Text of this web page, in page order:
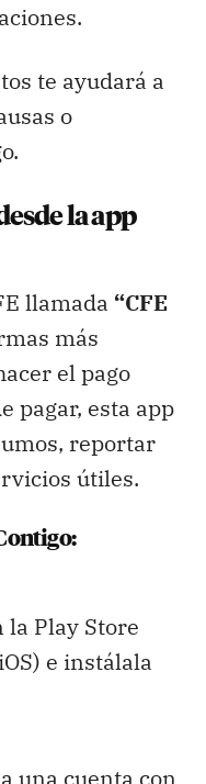
te ayudará a
o
la app
llamada “CFE
más
el pago
pagar, esta app
reportar
útiles.
la Play Store
e instálala
una cuenta con